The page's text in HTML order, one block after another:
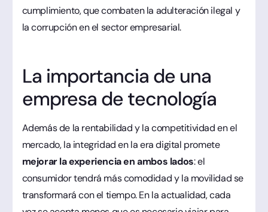
cumplimiento, que combaten la adulteración ilegal y
la corrupción en el sector empresarial.
La importancia de una
empresa de tecnología
Además de la rentabilidad y la competitividad en el
mercado, la integridad en la era digital promete
mejorar la experiencia en ambos lados: el
consumidor tendrá más comodidad y la movilidad se
transformará con el tiempo. En la actualidad, cada